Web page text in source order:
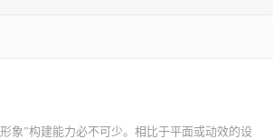
象”构建能力必不可少。相比于平面或动效的设